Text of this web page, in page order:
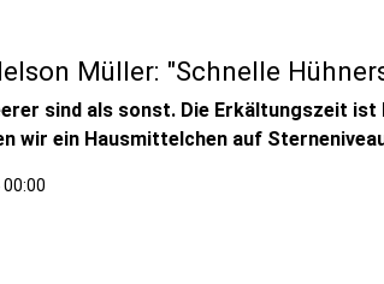
Müller: "Schnelle
sind als sonst. Die Erkältungszeit ist
wir ein Hausmittelchen auf